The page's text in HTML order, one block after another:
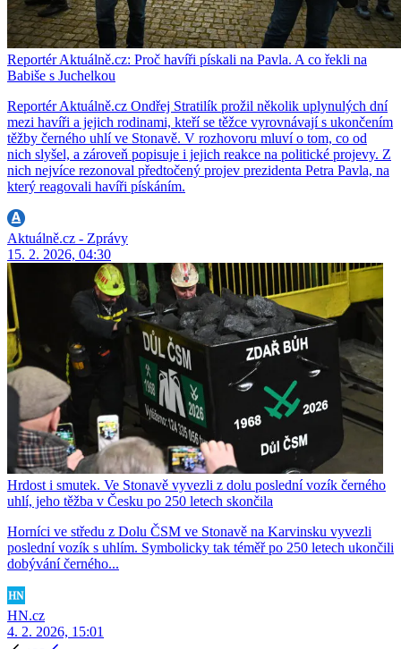
Reportér Aktuálně.cz: Proč havíři pískali na Pavla. A co řekli na
Babiše s Juchelkou
Reportér Aktuálně.cz Ondřej Stratilík prožil několik uplynulých dní
mezi havíři a jejich rodinami, kteří se těžce vyrovnávají s ukončením
těžby černého uhlí ve Stonavě. V rozhovoru mluví o tom, co od
nich slyšel, a zároveň popisuje i jejich reakce na politické projevy. Z
nich nejvíce rezonoval předtočený projev prezidenta Petra Pavla, na
který reagovali havíři pískáním.
Aktuálně.cz - Zprávy
15. 2. 2026, 04:30
Hrdost i smutek. Ve Stonavě vyvezli z dolu poslední vozík černého
uhlí, jeho těžba v Česku po 250 letech skončila
Horníci ve středu z Dolu ČSM ve Stonavě na Karvinsku vyvezli
poslední vozík s uhlím. Symbolicky tak téměř po 250 letech ukončili
dobývání černého...
HN.cz
4. 2. 2026, 15:01